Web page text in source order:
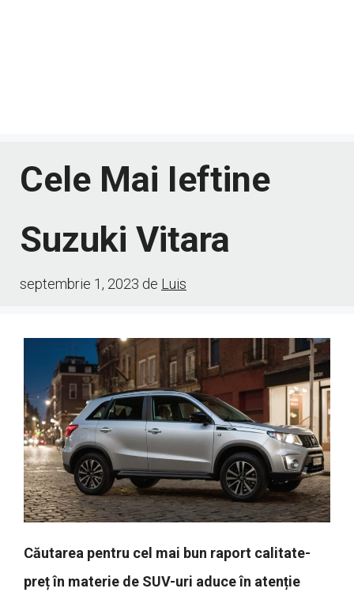
Cele Mai Ieftine
Suzuki Vitara
septembrie 1, 2023 de Luis
Căutarea pentru cel mai bun raport calitate-
preț în materie de SUV-uri aduce în atenție